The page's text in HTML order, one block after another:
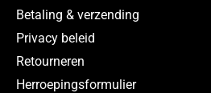
Betaling & verzending
Privacy beleid
Retourneren
Herroepingsformulier